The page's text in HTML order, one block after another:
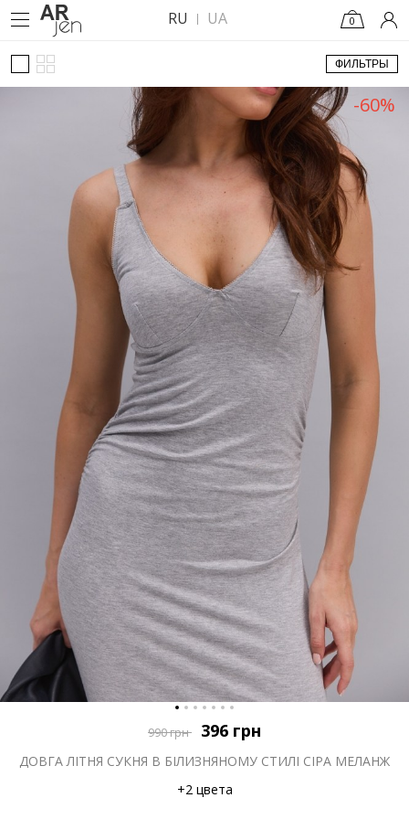
RU UA 0
ФИЛЬТРЫ
-60%
990грн 396 грн
ДОВГА ЛІТНЯ СУКНЯ В БІЛИЗНЯНОМУ СТИЛІ СІРА МЕЛАНЖ
+2 цвета